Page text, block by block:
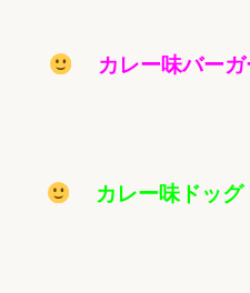
カレー味バ
カレー味ド